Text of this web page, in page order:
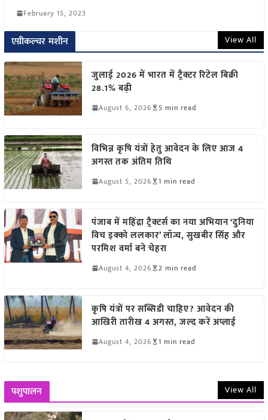
February 15, 2023
एग्रीकल्चर मशीन View All
जुलाई 2026 में भारत में ट्रैक्टर रिटेल बिक्री
28.1% बढ़ी
August 6, 2026 5 min read
विभिन्न कृषि यंत्रों हेतु आवेदन के लिए आज 4
अगस्त तक अंतिम तिथि
August 5, 2026 1 min read
पंजाब में महिंद्रा ट्रैक्टर्स का नया अभियान ‘दुनिया
विच इक्को ललकार’ लॉन्च, सुखबीर सिंह और
परमिश वर्मा बने चेहरा
August 4, 2026 2 min read
कृषि यंत्रों पर सब्सिडी चाहिए? आवेदन की
आखिरी तारीख 4 अगस्त, जल्द करें अप्लाई
August 4, 2026 1 min read
पशुपालन View All